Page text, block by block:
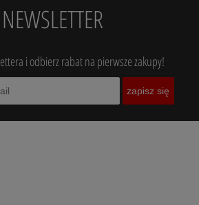
NEWSLETTER
i odbierz rabat na pierwsze zakupy!
zapisz się